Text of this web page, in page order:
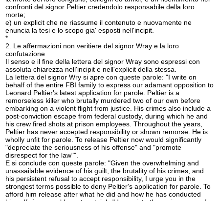
confronti del signor Peltier credendolo responsabile della loro
morte;
e) un explicit che ne riassume il contenuto e nuovamente ne
enuncia la tesi e lo scopo gia' esposti nell'incipit.
*
2. Le affermazioni non veritiere del signor Wray e la loro
confutazione
Il senso e il fine della lettera del signor Wray sono espressi con
assoluta chiarezza nell'incipit e nell'explicit della stessa.
La lettera del signor Wry si apre con queste parole: "I write on
behalf of the entire FBI family to express our adamant opposition to
Leonard Peltier's latest application for parole. Peltier is a
remorseless killer who brutally murdered two of our own before
embarking on a violent flight from justice. His crimes also include a
post-conviction escape from federal custody, during which he and
his crew fired shots at prison employees. Throughout the years,
Peltier has never accepted responsibility or shown remorse. He is
wholly unfit for parole. To release Peltier now would significantly
"depreciate the seriousness of his offense" and "promote
disrespect for the law"".
E si conclude con queste parole: "Given the overwhelming and
unassailable evidence of his guilt, the brutality of his crimes, and
his persistent refusal to accept responsibility, I urge you in the
strongest terms possible to deny Peltier's application for parole. To
afford him release after what he did and how he has conducted